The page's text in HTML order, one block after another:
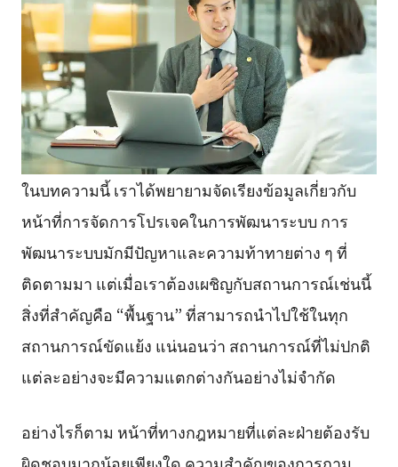
ในบทความนี้ เราได้พยายามจัดเรียงข้อมูลเกี่ยวกับ
หน้าที่การจัดการโปรเจคในการพัฒนาระบบ การ
พัฒนาระบบมักมีปัญหาและความท้าทายต่าง ๆ ที่
ติดตามมา แต่เมื่อเราต้องเผชิญกับสถานการณ์เช่นนี้
สิ่งที่สำคัญคือ “พื้นฐาน” ที่สามารถนำไปใช้ในทุก
สถานการณ์ขัดแย้ง แน่นอนว่า สถานการณ์ที่ไม่ปกติ
แต่ละอย่างจะมีความแตกต่างกันอย่างไม่จำกัด
อย่างไรก็ตาม หน้าที่ทางกฎหมายที่แต่ละฝ่ายต้องรับ